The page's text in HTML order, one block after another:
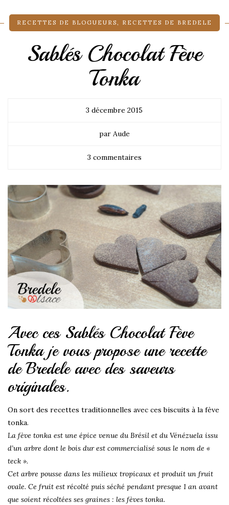
RECETTES DE BLOGUEURS, RECETTES DE BREDELE
Sablés Chocolat Fève
Tonka
3 décembre 2015
par Aude
3 commentaires
Avec ces Sablés Chocolat Fève
Tonka je vous propose une recette
de Bredele avec des saveurs
originales.
On sort des recettes traditionnelles avec ces biscuits à la fève
tonka.
La fève tonka est une épice venue du Brésil et du Vénézuela issu
d’un arbre dont le bois dur est commercialisé sous le nom de «
teck ».
Cet arbre pousse dans les milieux tropicaux et produit un fruit
ovale. Ce fruit est récolté puis séché pendant presque 1 an avant
que soient récoltées ses graines : les fèves tonka.